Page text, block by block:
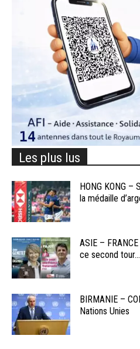
Les plus lus
HONG KONG –
la médaille
ASIE –
ce second tour...
BIRMANIE –
Nations Unies